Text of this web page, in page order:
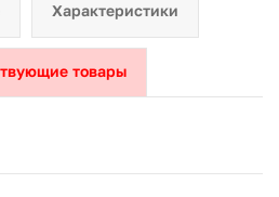
Характеристики
товары